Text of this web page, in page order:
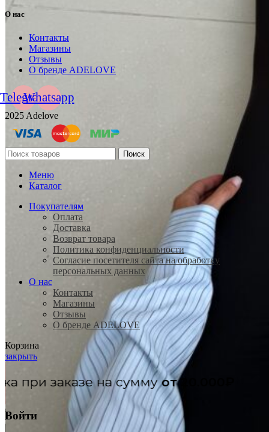
Молочный
О нас
Контакты
Магазины
Отзывы
О бренде ADELOVE
TelegramWhatsapp
2025 Adelove
Поиск
Меню
Каталог
Покупателям
Оплата
Доставка
Возврат товара
Политика конфиденциальности
Согласие посетителя сайта на обработку
персональных данных
О нас
Контакты
Магазины
Отзывы
О бренде ADELOVE
Корзина
закрыть
Войти